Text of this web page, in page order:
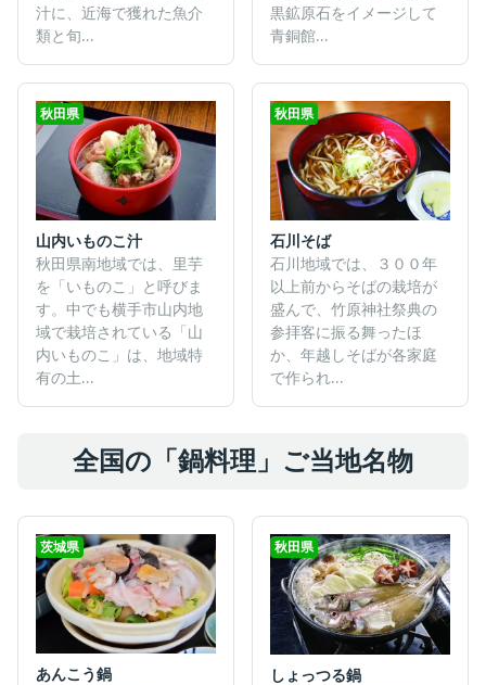
汁に、近海で獲れた魚介
類と旬...
黒鉱原石をイメージして
青銅館...
秋田県
山内いものこ汁
秋田県南地域では、里芋
を「いものこ」と呼びま
す。中でも横手市山内地
域で栽培されている「山
内いものこ」は、地域特
有の土...
秋田県
石川そば
石川地域では、３００年
以上前からそばの栽培が
盛んで、竹原神社祭典の
参拝客に振る舞ったほ
か、年越しそばが各家庭
で作られ...
全国の「鍋料理」ご当地名物
茨城県
あんこう鍋
秋田県
しょっつる鍋